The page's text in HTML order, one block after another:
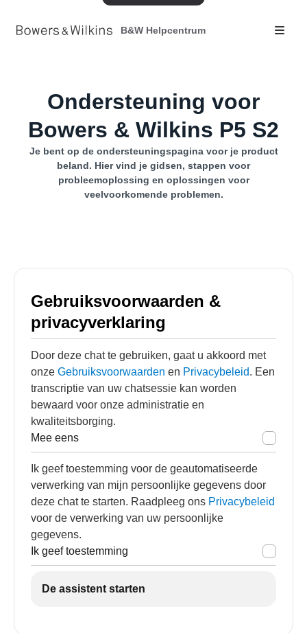
B&W Helpcentrum
Ondersteuning voor
Bowers & Wilkins P5 S2
Je bent op de ondersteuningspagina voor je product
beland. Hier vind je gidsen, stappen voor
probleemoplossing en oplossingen voor
veelvoorkomende problemen.
Gebruiksvoorwaarden &
privacyverklaring
Door deze chat te gebruiken, gaat u akkoord met
onze Gebruiksvoorwaarden en Privacybeleid. Een
transcriptie van uw chatsessie kan worden
bewaard voor onze administratie en
kwaliteitsborging.
Mee eens
Ik geef toestemming voor de geautomatiseerde
verwerking van mijn persoonlijke gegevens door
deze chat te starten. Raadpleeg ons Privacybeleid
voor de verwerking van uw persoonlijke
gegevens.
Ik geef toestemming
De assistent starten